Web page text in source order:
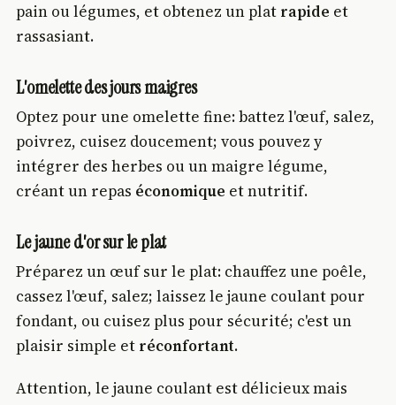
pain ou légumes, et obtenez un plat rapide et
rassasiant.
L'omelette des jours maigres
Optez pour une omelette fine: battez l'œuf, salez,
poivrez, cuisez doucement; vous pouvez y
intégrer des herbes ou un maigre légume,
créant un repas économique et nutritif.
Le jaune d'or sur le plat
Préparez un œuf sur le plat: chauffez une poêle,
cassez l'œuf, salez; laissez le jaune coulant pour
fondant, ou cuisez plus pour sécurité; c'est un
plaisir simple et réconfortant.
Attention, le jaune coulant est délicieux mais